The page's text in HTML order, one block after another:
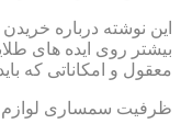
این نوشته درباره
بیشتر روی ایده های
معقول و امکاناتی که
ظرفیت سمساری لوازم